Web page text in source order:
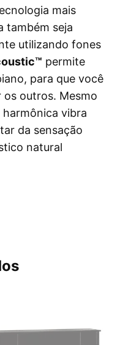
mais
também seja
utilizando fones
permite
para que você
outros. Mesmo
harmônica vibra
da sensação
natural